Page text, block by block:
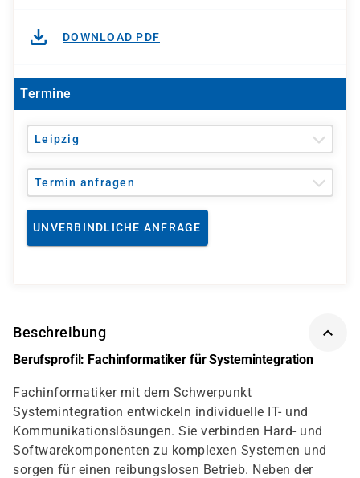
DOWNLOAD PDF
Termine
Leipzig
Termin anfragen
UNVERBINDLICHE ANFRAGE
Beschreibung
Berufsprofil: Fachinformatiker für Systemintegration
Fachinformatiker mit dem Schwerpunkt
Systemintegration entwickeln individuelle IT- und
Kommunikationslösungen. Sie verbinden Hard- und
Softwarekomponenten zu komplexen Systemen und
sorgen für einen reibungslosen Betrieb. Neben der